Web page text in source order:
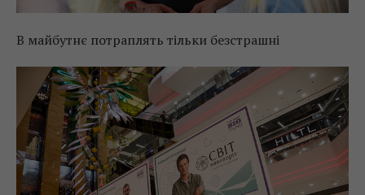
В майбутнє потраплять тільки безстрашні